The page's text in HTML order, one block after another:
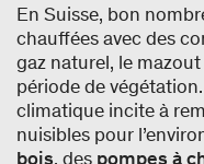
En Suisse, bon
chauffées avec des
gaz naturel, le
période de
climatique incite à
nuisibles pour
bois, des pompes à